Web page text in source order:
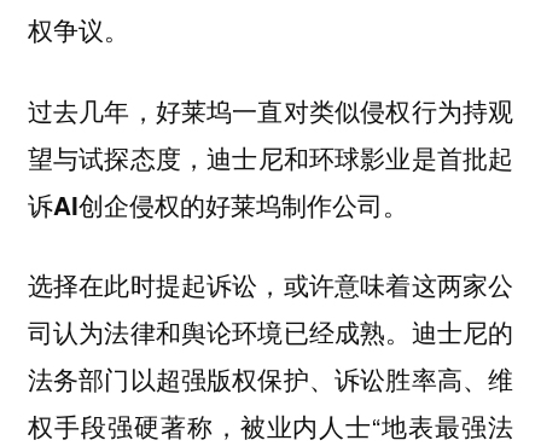
权争议。
过去几年，好莱坞一直对类似侵权行为持观
望与试探态度，迪士尼和环球影业是首批起
诉AI创企侵权的好莱坞制作公司。
选择在此时提起诉讼，或许意味着这两家公
司认为法律和舆论环境已经成熟。迪士尼的
法务部门以超强版权保护、诉讼胜率高、维
权手段强硬著称，被业内人士“地表最强法